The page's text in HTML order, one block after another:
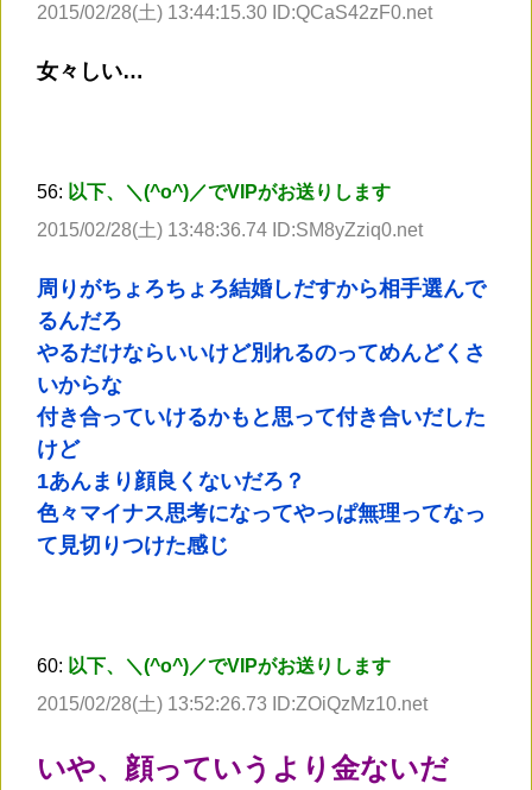
2015/02/28(土) 13:44:15.30 ID:QCaS42zF0.net
女々しい…
56: 以下、＼(^o^)／でVIPがお送りします
2015/02/28(土) 13:48:36.74 ID:SM8yZziq0.net
周りがちょろちょろ結婚しだすから相手選んで
るんだろ
やるだけならいいけど別れるのってめんどくさ
いからな
付き合っていけるかもと思って付き合いだした
けど
1あんまり顔良くないだろ？
色々マイナス思考になってやっぱ無理ってなっ
て見切りつけた感じ
60: 以下、＼(^o^)／でVIPがお送りします
2015/02/28(土) 13:52:26.73 ID:ZOiQzMz10.net
いや、顔っていうより金ないだ